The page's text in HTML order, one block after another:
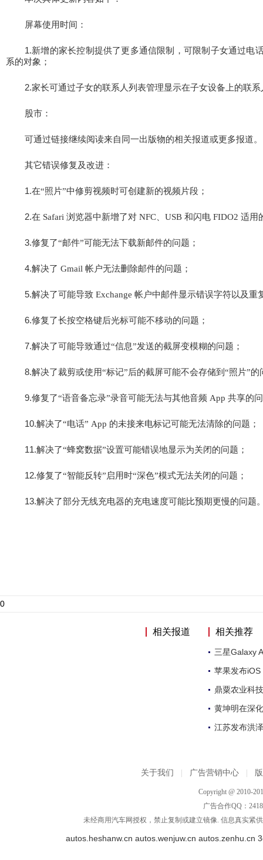
屏幕使用时间：
1.新增的家长控制提供了更多通信限制，可限制子女通过电
系的对象；
2.家长可通过子女的联系人列表管理显示在子女设备上的联系
股市：
可通过链接继续阅读来自同一出版物的相关报道或更多报道。
其它错误修复及改进：
1.在“照片”中修剪视频时可创建新的视频片段；
2.在 Safari 浏览器中新增了对 NFC 、USB 和闪电 FIDO2 适用
3.修复了“邮件”可能无法下载新邮件的问题；
4.解决了 Gmail 帐户无法删除邮件的问题；
5.解决了可能导致 Exchange 帐户中邮件显示错误字符以及重
6.修复了长按空格键后光标可能不移动的问题；
7.解决了可能导致通过“信息”发送的截屏变模糊的问题；
8.解决了裁剪或使用“标记”后的截屏可能不会存储到“照片”的
9.修复了“语音备忘录”录音可能无法与其他音频 App 共享的
10.解决了“电话” App 的未接来电标记可能无法清除的问题；
11.解决了“蜂窝数据”设置可能错误地显示为关闭的问题；
12.修复了“智能反转”启用时“深色”模式无法关闭的问题；
13.解决了部分无线充电器的充电速度可能比预期更慢的问题
0
相关报道 相关推荐
三星Galaxy
苹果发布
鼎粟农业科
黄坤明在深
江苏发布洪
关于我们 广告营销中心
Copyright @ 2010-
广告合作QQ：
未经商用汽车网授权，禁止复制或建立镜像. 信息真实紧
autos.heshanw.cn autos.wenjuw.cn autos.zenhu.cn